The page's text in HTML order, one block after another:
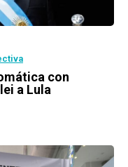
con
a Lula